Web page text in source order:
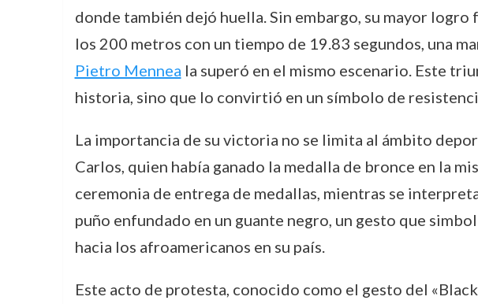
donde también dejó huella. Sin embargo, su mayor
los 200 metros con un tiempo de 19.83 segundos, una
Pietro Mennea la superó en el mismo escenario. Este
historia, sino que lo convirtió en un símbolo de
La importancia de su victoria no se limita al ámbito
Carlos, quien había ganado la medalla de bronce en la
ceremonia de entrega de medallas, mientras se
puño enfundado en un guante negro, un gesto que
hacia los afroamericanos en su país.
Este acto de protesta, conocido como el gesto del